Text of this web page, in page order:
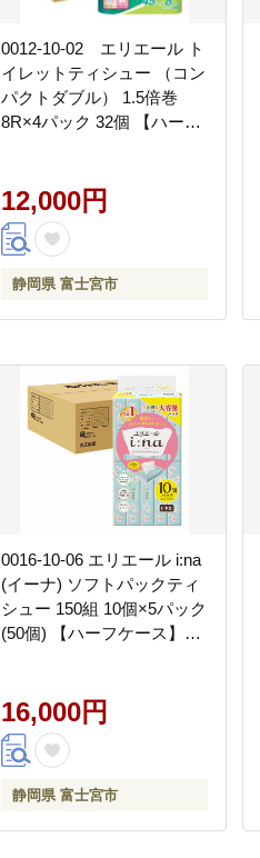
0012-10-02 エリエール ト
イレットティシュー （コン
パクトダブル） 1.5倍巻
8R×4パック 32個 【ハーフ
12,000円
静岡県 富士宮市
0016-10-06 エリエール i:na
(イーナ) ソフトパックティ
シュー 150組 10個×5パック
(50個) 【ハーフケース】
16,000円
静岡県 富士宮市